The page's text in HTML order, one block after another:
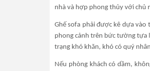
nhà và hợp phong thủy với chủ
Ghế sofa phải được kê dựa
phong cảnh trên bức tường tựa
trạng khó khăn, khó có quý
Nếu phòng khách có dầm,